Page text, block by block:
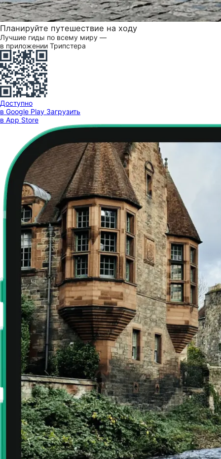
Планируйте путешествие на ходу
Лучшие гиды по всему миру —
в приложении Трипстера
Доступно
в Google Play Загрузить
в App Store